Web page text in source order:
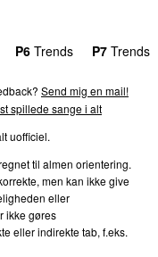
P6 Trends P7 Trends
Send mig en mail!
spillede sange i alt
uofficiel.
til almen orientering.
men kan ikke give
eller
ikke gøres
eller indirekte tab, f.eks.